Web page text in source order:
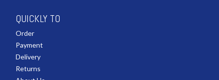
QUICKLY TO
Order
Payment
Delivery
Returns